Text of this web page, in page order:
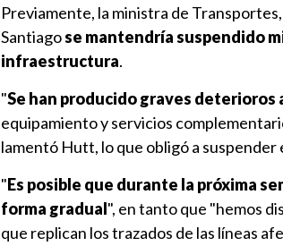
Previamente, la ministra de Transportes,
Santiagose mantendría suspendido
infraestructura.
"Se han producido graves deterioros
equipamiento y servicios
lamentó Hutt, lo que obligó a
"Es posible que durante la próxima
forma gradual", en tanto que "hemos
que replican los trazados de las líneas